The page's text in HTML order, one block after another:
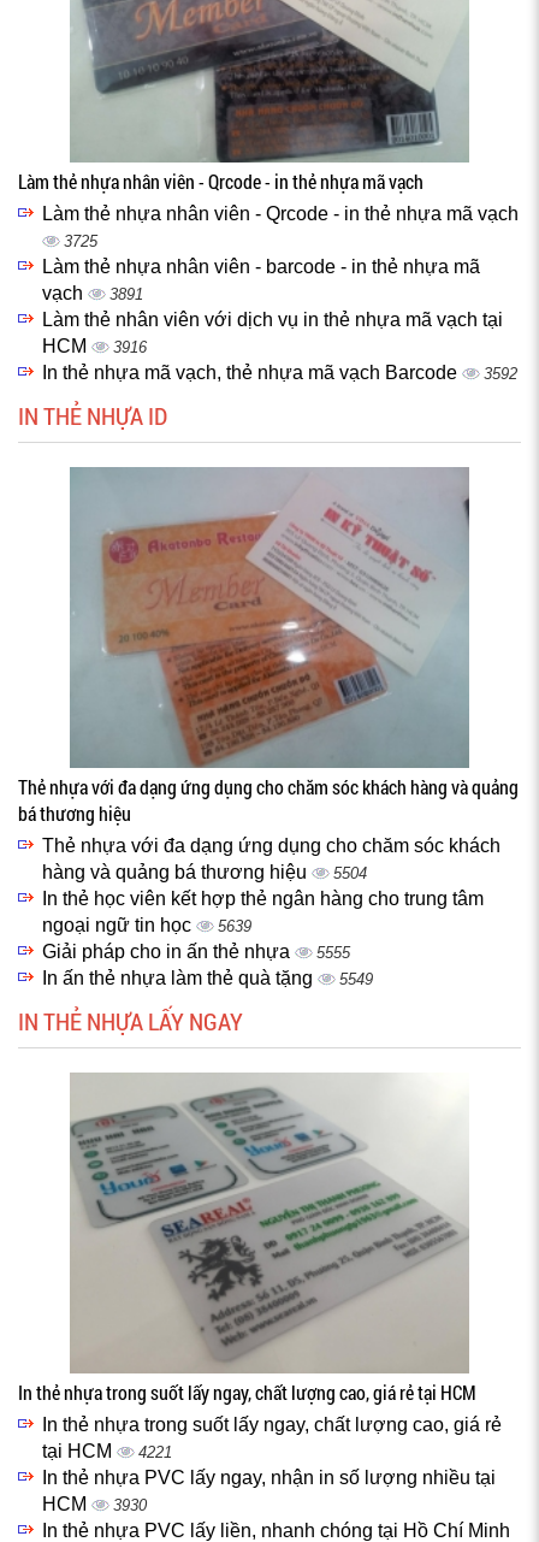
Làm thẻ nhựa nhân viên - Qrcode - in thẻ nhựa mã vạch
Làm thẻ nhựa nhân viên - Qrcode - in thẻ nhựa mã vạch
3725
Làm thẻ nhựa nhân viên - barcode - in thẻ nhựa mã
vạch
3891
Làm thẻ nhân viên với dịch vụ in thẻ nhựa mã vạch tại
HCM
3916
In thẻ nhựa mã vạch, thẻ nhựa mã vạch Barcode 3592
IN THẺ NHỰA ID
Thẻ nhựa với đa dạng ứng dụng cho chăm sóc khách hàng và quảng
bá thương hiệu
Thẻ nhựa với đa dạng ứng dụng cho chăm sóc khách
hàng và quảng bá thương hiệu
5504
In thẻ học viên kết hợp thẻ ngân hàng cho trung tâm
ngoại ngữ tin học
5639
Giải pháp cho in ấn thẻ nhựa 5555
In ấn thẻ nhựa làm thẻ quà tặng 5549
IN THẺ NHỰA LẤY NGAY
In thẻ nhựa trong suốt lấy ngay, chất lượng cao, giá rẻ tại HCM
In thẻ nhựa trong suốt lấy ngay, chất lượng cao, giá rẻ
tại HCM
4221
In thẻ nhựa PVC lấy ngay, nhận in số lượng nhiều tại
HCM
3930
In thẻ nhựa PVC lấy liền, nhanh chóng tại Hồ Chí Minh